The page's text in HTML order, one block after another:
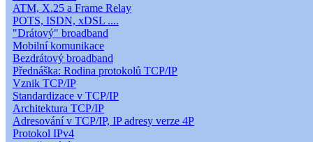
ATM, X.25 a Frame Relay
POTS, ISDN, xDSL ....
"Drátový" broadband
Mobilní komunikace
Bezdrátový broadband
Přednáška: Rodina protokolů TCP/IP
Vznik TCP/IP
Standardizace v TCP/IP
Architektura TCP/IP
Adresování v TCP/IP, IP adresy verze 4P
Protokol IPv4